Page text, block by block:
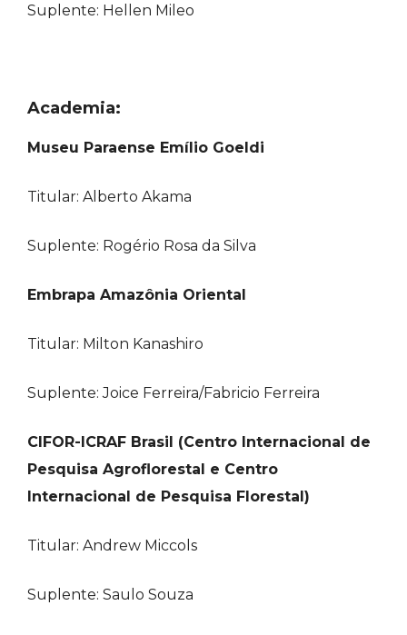
Suplente: Hellen Mileo
Academia:
Museu Paraense Emílio Goeldi
Titular: Alberto Akama
Suplente: Rogério Rosa da Silva
Embrapa Amazônia Oriental
Titular: Milton Kanashiro
Suplente: Joice Ferreira/Fabricio Ferreira
CIFOR-ICRAF Brasil (Centro Internacional de
Pesquisa Agroflorestal e Centro
Internacional de Pesquisa Florestal)
Titular: Andrew Miccols
Suplente: Saulo Souza